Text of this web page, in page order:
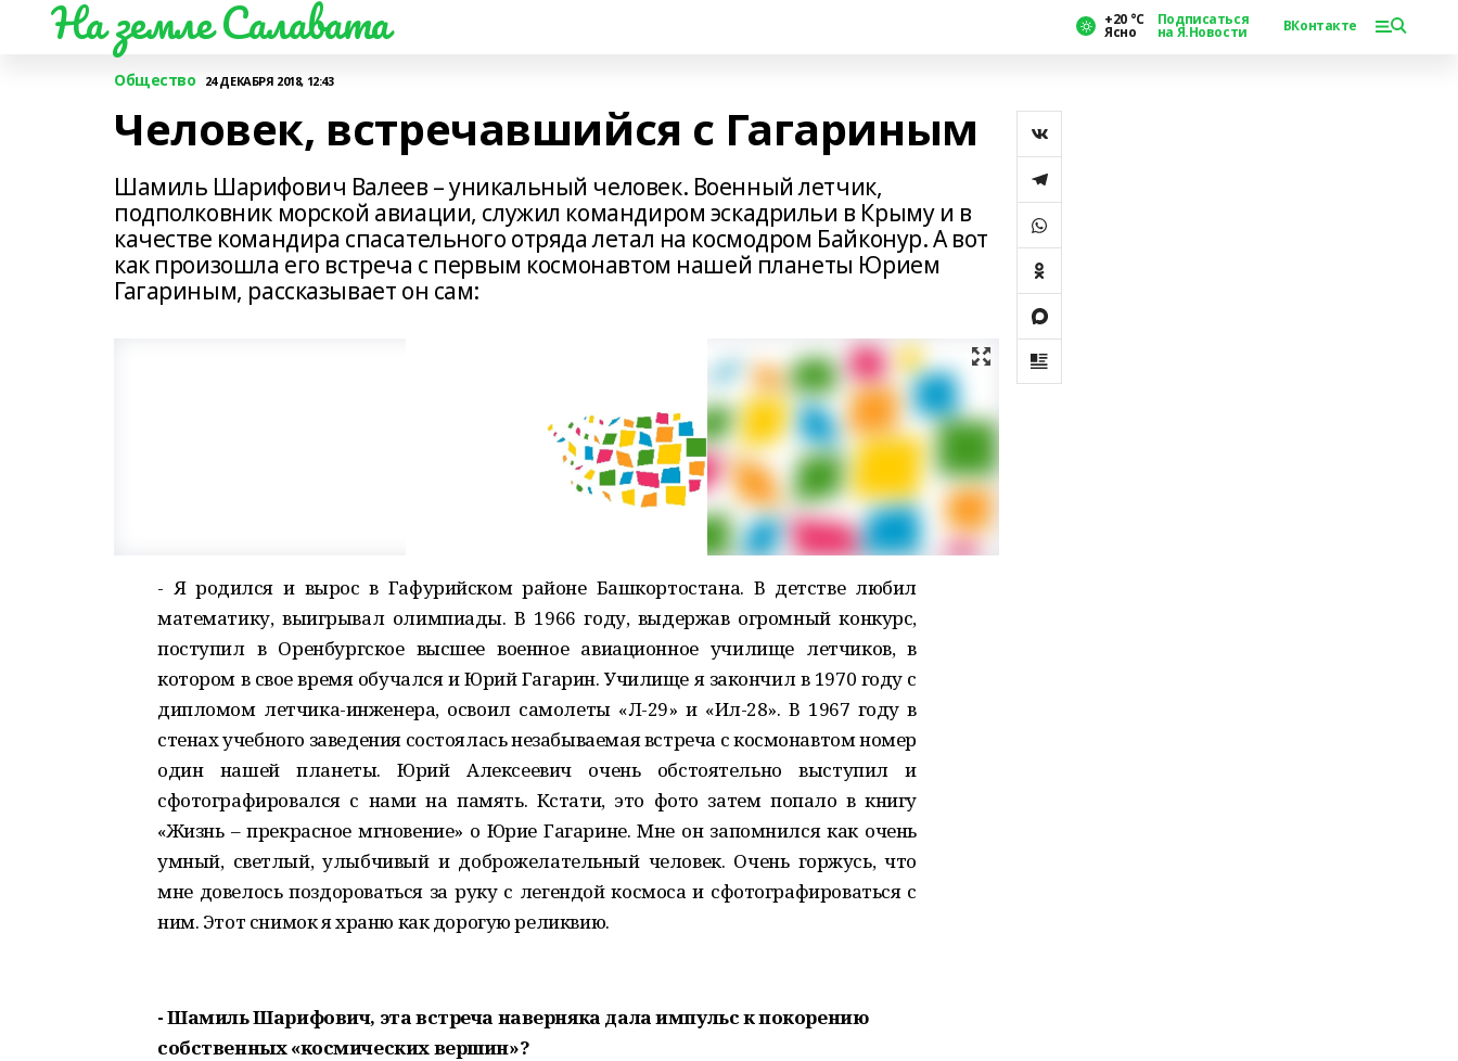
На земле Салавата +20 °С
Ясно
Подписаться
на Я.Новости ВКонтакте
Общество 24 ДЕКАБРЯ 2018, 12:43
Человек, встречавшийся с Гагариным
Шамиль Шарифович Валеев – уникальный человек. Военный летчик,
подполковник морской авиации, служил командиром эскадрильи в Крыму и в
качестве командира спасательного отряда летал на космодром Байконур. А вот
как произошла его встреча с первым космонавтом нашей планеты Юрием
Гагариным, рассказывает он сам:
- Я родился и вырос в Гафурийском районе Башкортостана. В детстве любил
математику, выигрывал олимпиады. В 1966 году, выдержав огромный конкурс,
поступил в Оренбургское высшее военное авиационное училище летчиков, в
котором в свое время обучался и Юрий Гагарин. Училище я закончил в 1970 году с
дипломом летчика-инженера, освоил самолеты «Л-29» и «Ил-28». В 1967 году в
стенах учебного заведения состоялась незабываемая встреча с космонавтом номер
один нашей планеты. Юрий Алексеевич очень обстоятельно выступил и
сфотографировался с нами на память. Кстати, это фото затем попало в книгу
«Жизнь – прекрасное мгновение» о Юрие Гагарине. Мне он запомнился как очень
умный, светлый, улыбчивый и доброжелательный человек. Очень горжусь, что
мне довелось поздороваться за руку с легендой космоса и сфотографироваться с
ним. Этот снимок я храню как дорогую реликвию.
- Шамиль Шарифович, эта встреча наверняка дала импульс к покорению
собственных «космических вершин»?